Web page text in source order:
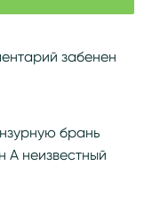
забенен
брань
А неизвестный